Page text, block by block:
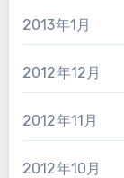
2013年1月
2012年12月
2012年11月
2012年10月